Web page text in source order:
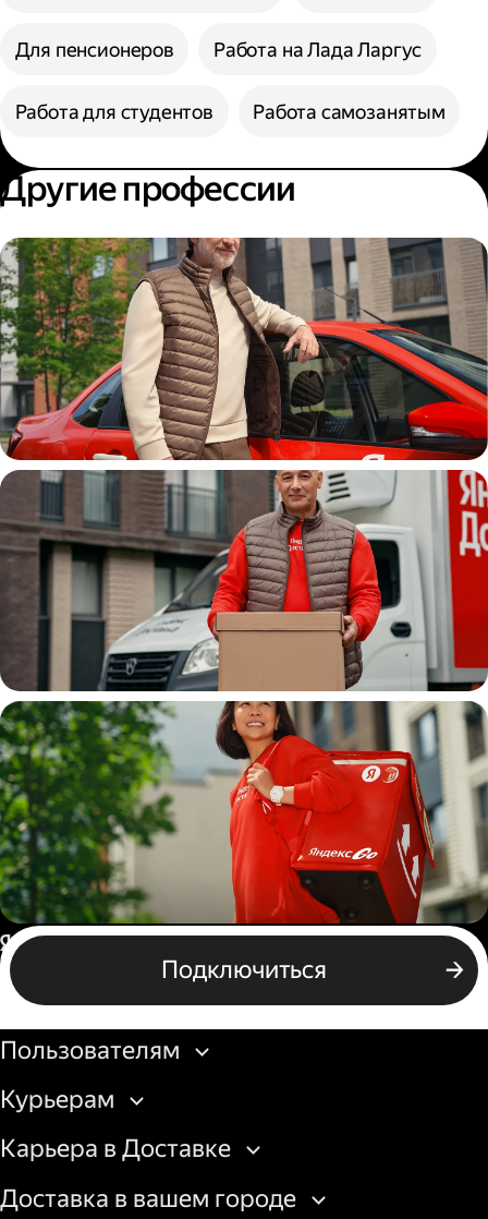
Для пенсионеров Работа на Лада Ларгус
Работа для студентов Работа самозанятым
Другие профессии
Автокурьер
Водитель
грузовой машины
Пеший курьер
Подключиться
Россия
Бизнесу
Пользователям
Курьерам
Карьера в Доставке
Доставка в вашем городе